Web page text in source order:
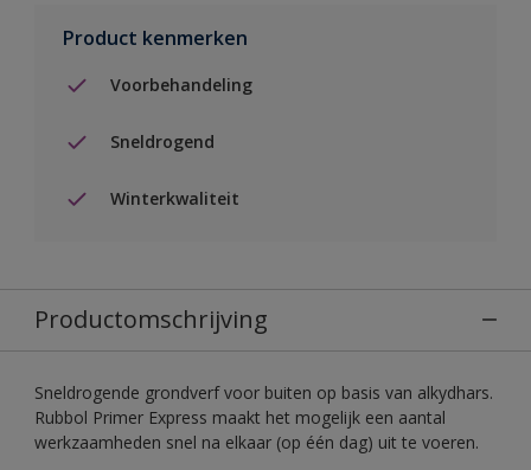
Product kenmerken
Voorbehandeling
Sneldrogend
Winterkwaliteit
Productomschrijving
Sneldrogende grondverf voor buiten op basis van alkydhars.
Rubbol Primer Express maakt het mogelijk een aantal
werkzaamheden snel na elkaar (op één dag) uit te voeren.